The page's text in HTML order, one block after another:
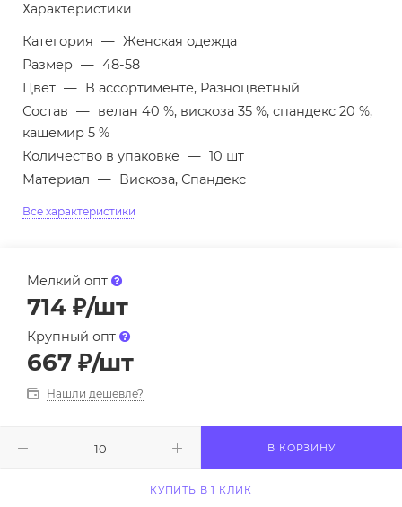
Характеристики
Категория — Женская одежда
Размер — 48-58
Цвет — В ассортименте, Разноцветный
Состав — велан 40 %, вискоза 35 %, спандекс 20 %,
кашемир 5 %
Количество в упаковке — 10 шт
Материал — Вискоза, Спандекс
Все характеристики
Мелкий опт
714 ₽/шт
Крупный опт
667 ₽/шт
Нашли дешевле?
В КОРЗИНУ
КУПИТЬ В 1 КЛИК